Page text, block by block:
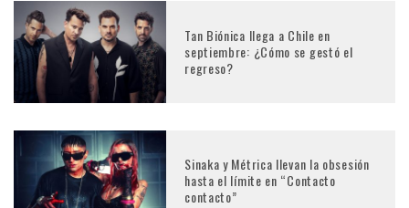
Tan Biónica llega a Chile en
septiembre: ¿Cómo se gestó el
regreso?
Sinaka y Métrica llevan la obsesión
hasta el límite en “Contacto
contacto”